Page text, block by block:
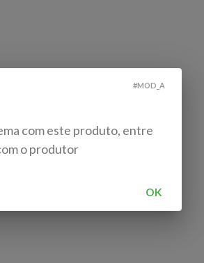
#MOD_A
com este produto, entre
o produtor
OK